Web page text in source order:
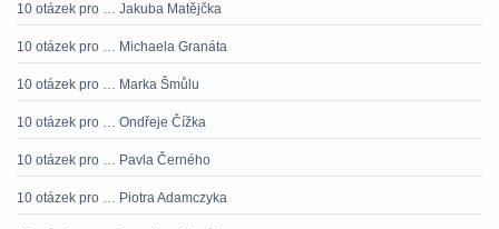
10 otázek pro … Jakuba Matějčka
10 otázek pro … Michaela Granáta
10 otázek pro … Marka Šmůlu
10 otázek pro … Ondřeje Čížka
10 otázek pro … Pavla Černého
10 otázek pro … Piotra Adamczyka